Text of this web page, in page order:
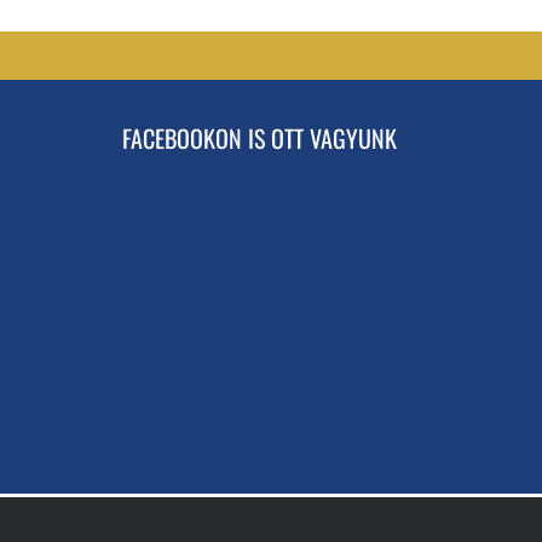
FACEBOOKON IS OTT VAGYUNK